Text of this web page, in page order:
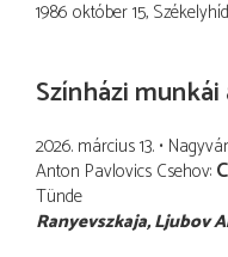
1986 október 15, Székelyhíd
Színházi
2026. március 13.
Anton Pavlovics Csehov
Tünde
Ranyevszkaja, Ljubov